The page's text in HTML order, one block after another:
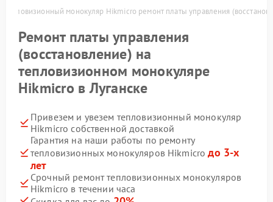
Тепловизионный монокуляр Hikmicro ремонт платы управления
Ремонт платы управления
(восстановление) на
тепловизионном монокуляре
Hikmicro в Луганске
Привезем и увезем тепловизионный монокуляр
Hikmicro собственной доставкой
Гарантия на наши работы по ремонту
тепловизионных монокуляров Hikmicroдо 3-х
лет
Срочный ремонт тепловизионных монокуляров
Hikmicro в течении часа